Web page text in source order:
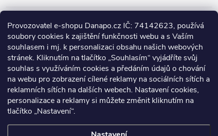
Provozovatel e-shopu Danapo.cz IČ: 74142623, používá
soubory cookies k zajištění funkčnosti webu a s Vaším
souhlasem i mj. k personalizaci obsahu našich webových
stránek. Kliknutím na tlačítko „Souhlasím“ vyjádříte svůj
souhlas s využíváním cookies a předáním údajů o chování
na webu pro zobrazení cílené reklamy na sociálních sítích a
reklamních sítích na dalších webech. Nastavení cookies,
personalizace a reklamy si můžete změnit kliknutím na
tlačítko „Nastavení“.
Dotazník
Co upřednosťnujete?
Počet hlasů:437
Facebook
DANAPO - David Černý